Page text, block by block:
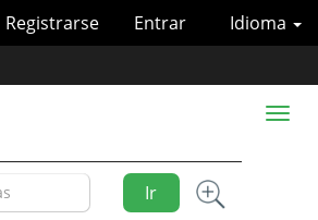
Idioma
Registrarse Entrar
Ir
Toggle